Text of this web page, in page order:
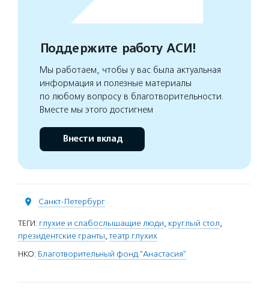
Поддержите работу АСИ!
Мы работаем, чтобы у вас была актуальная
информация и полезные материалы
по любому вопросу в благотворительности.
Вместе мы этого достигнем
Внести вклад
Санкт-Петербург
ТЕГИ: глухие и слабослышащие люди, круглый стол,
президентские гранты,театр глухих
НКО: Благотворительный фонд "Анастасия"